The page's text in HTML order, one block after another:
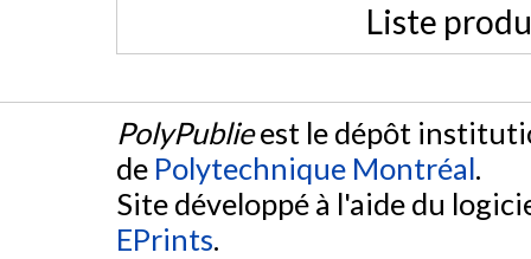
Liste
PolyPublieest le dépôt
de Polytechnique Montréal.
Site développé à l'aide du
EPrints.